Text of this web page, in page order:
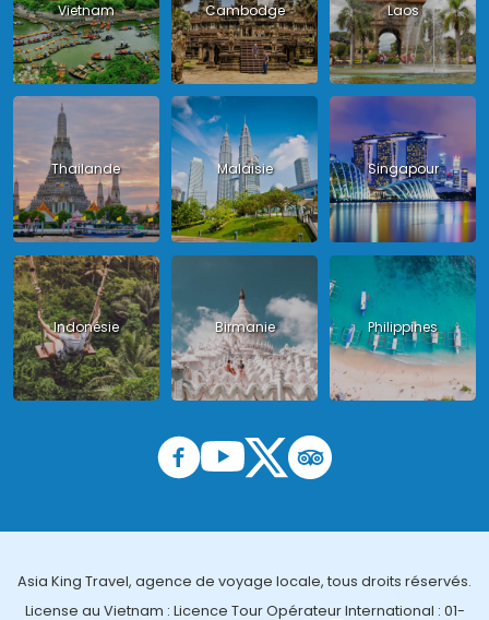
Vietnam Cambodge Laos
Thailande Malaisie Singapour
Indonésie Birmanie Philippines
Asia King Travel, agence de voyage locale, tous droits réservés.
License au Vietnam : Licence Tour Opérateur International : 01-